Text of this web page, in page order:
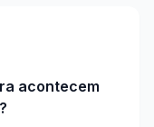
acontecem